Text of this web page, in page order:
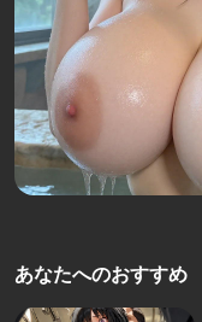
あなたへのおすすめ